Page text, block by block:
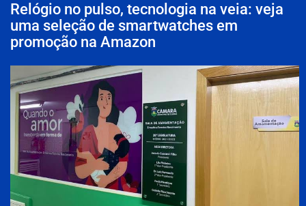
Relógio no pulso, tecnologia na veia: veja
uma seleção de smartwatches em
promoção na Amazon